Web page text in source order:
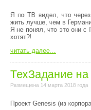
Я по ТВ видел, что
жить лучше, чем в
Я не понял, что это они с
хотят?!
читать далее…
ТехЗадание
Размещена 14 марта 2018 года
Пpоект Genesis (из